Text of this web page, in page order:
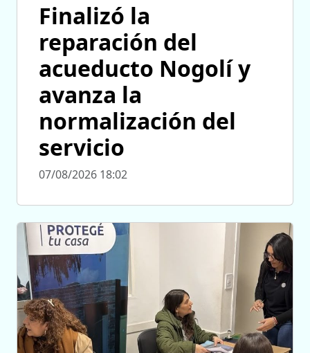
Finalizó la
reparación del
acueducto Nogolí y
avanza la
normalización del
servicio
07/08/2026 18:02